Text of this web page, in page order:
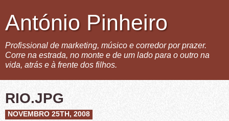
António Pinheiro
Profissional de marketing, músico e corredor por prazer.
Corre na estrada, no monte e de um lado para o outro na
vida, atrás e à frente dos filhos.
RIO.JPG
NOVEMBRO 25TH, 2008